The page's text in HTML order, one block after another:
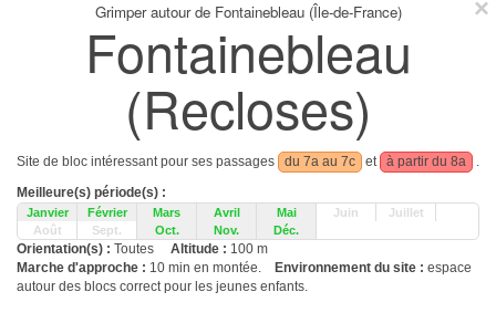
Grimper autour de Fontainebleau (Île-de-France)
Fontainebleau
(Recloses)
Site de bloc intéressant pour ses passages du 7a au 7c et à partir du 8a
.
Meilleure(s) période(s) :
Janvier Février Mars Avril Mai Juin
Juillet
Août
Sept. Oct. Nov. Déc.
Orientation(s) : Toutes Altitude : 100 m
Marche d'approche : 10 min en montée. Environnement du site : espace
autour des blocs correct pour les jeunes enfants.